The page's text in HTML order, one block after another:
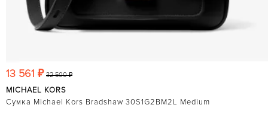
13 561 ₽ 32 500 ₽
MICHAEL KORS
Сумка Michael Kors Bradshaw 30S1G2BM2L Medium